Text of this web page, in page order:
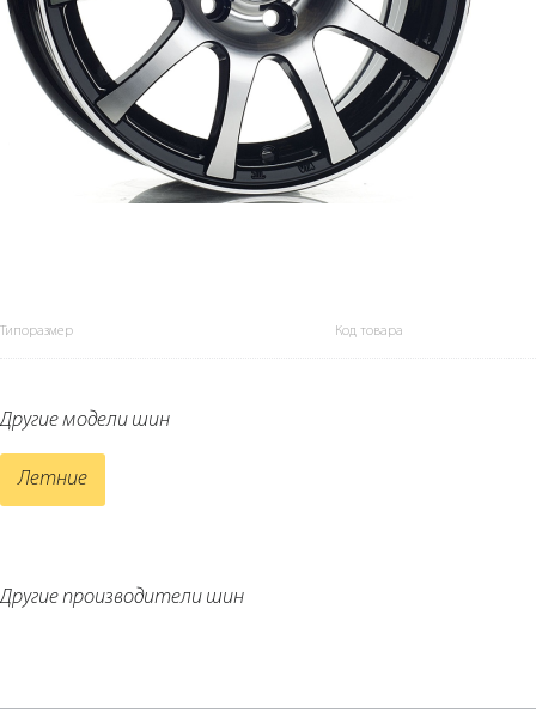
Типоразмер Код товара
Другие модели шин
Летние
Другие производители шин